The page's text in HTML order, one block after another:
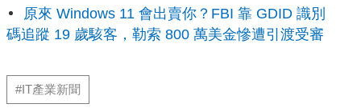
原來 Windows 11 會出賣你？FBI 靠 GDID 識別
碼追蹤 19 歲駭客，勒索 800 萬美金慘遭引渡受審
#IT產業新聞